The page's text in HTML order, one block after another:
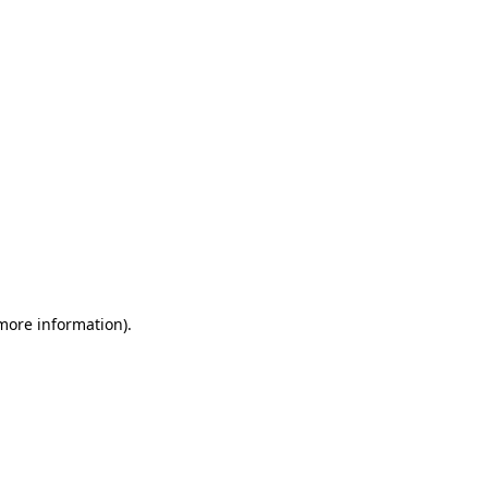
information).